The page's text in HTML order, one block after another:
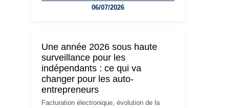
l'activité, cette solution peut rapidement
siège social répond souvent à une nouvelle
étape de la vie de l'entreprise et implique
plusieurs formalités obligatoires.
06/07/2026
Une année 2026 sous haute
surveillance pour les
indépendants : ce qui va
changer pour les auto-
entrepreneurs
Facturation électronique, évolution de la